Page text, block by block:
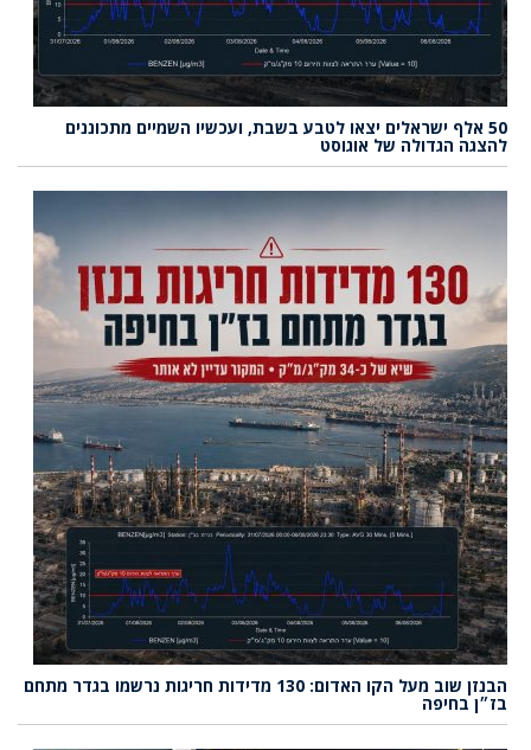
50 אלף ישראלים יצאו לטבע בשבת, ועכשיו השמיים מתכוננים
להצגה הגדולה של אוגוסט
הבנזן שוב מעל הקו האדום: 130 מדידות חריגות נרשמו בגדר מתחם
בז״ן בחיפה